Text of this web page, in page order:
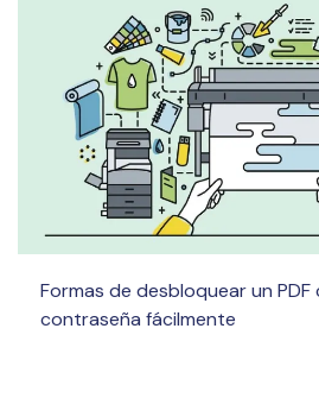
Formas de desbloquear un PDF
contraseña fácilmente